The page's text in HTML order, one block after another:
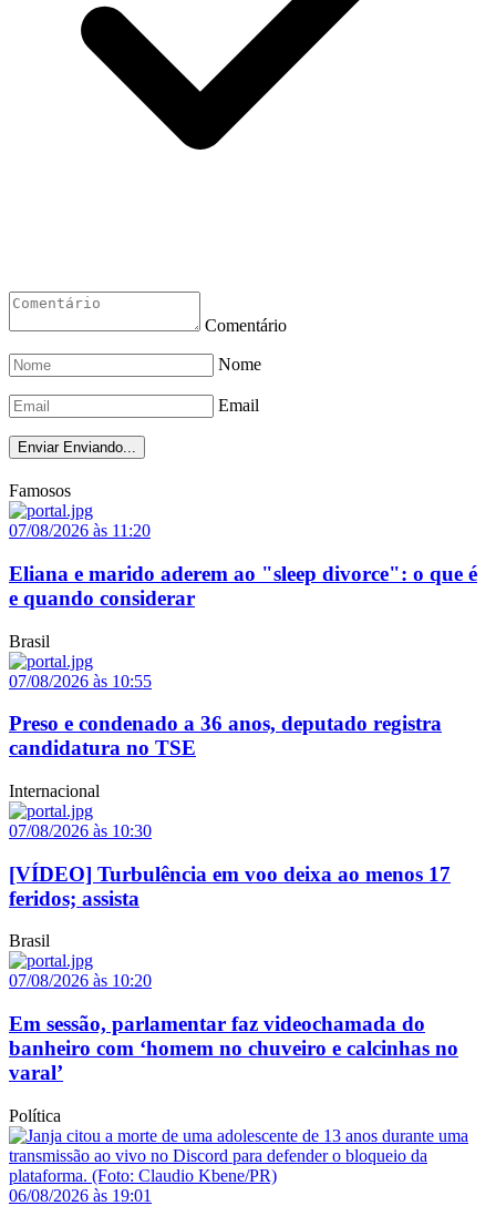
Comentário
Nome
Email
Enviar Enviando...
Famosos
07/08/2026 às 11:20
Eliana e marido aderem ao "sleep divorce": o que é
e quando considerar
Brasil
07/08/2026 às 10:55
Preso e condenado a 36 anos, deputado registra
candidatura no TSE
Internacional
07/08/2026 às 10:30
[VÍDEO] Turbulência em voo deixa ao menos 17
feridos; assista
Brasil
07/08/2026 às 10:20
Em sessão, parlamentar faz videochamada do
banheiro com ‘homem no chuveiro e calcinhas no
varal’
Política
06/08/2026 às 19:01